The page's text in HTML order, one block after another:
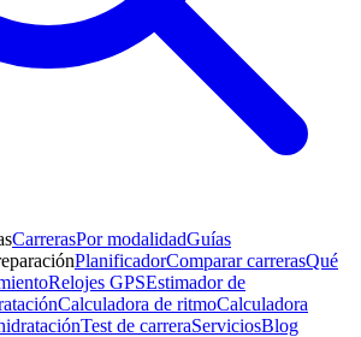
CarrerasPor modalidadGuías
PlanificadorComparar carrerasQué
Relojes GPSEstimador de
Calculadora de ritmoCalculadora
Test de carreraServiciosBlog